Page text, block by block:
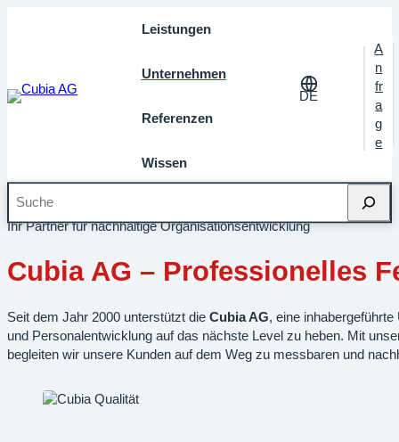
Leistungen
Unternehmen
Referenzen
Wissen
DE
A
n
fr
a
g
e
Startseite
Ihr Partner für nachhaltige Organisationsentwicklung
Cubia AG – Professionelles
Seit dem Jahr 2000 unterstützt die Cubia AG, eine
und Personalentwicklung auf das nächste Level zu heben. Mit
begleiten wir unsere Kunden auf dem Weg zu messbaren und